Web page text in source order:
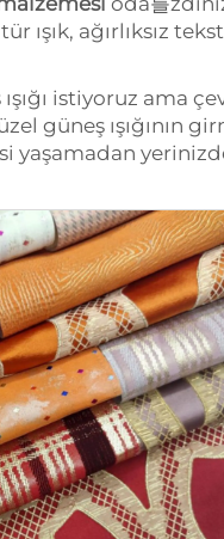
ışık, ağırlıksız
istiyoruz ama
güneş ışığının
yaşamadan